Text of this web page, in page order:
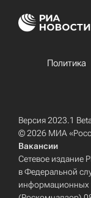
Политика
Версия 2023.1
© 2026 МИА
Вакансии
Сетевое издание
в Федеральной
информационных